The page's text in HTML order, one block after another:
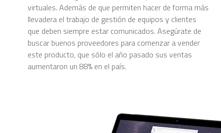
virtuales. Además de que permiten hacer de forma más
llevadera el trabajo de gestión de equipos y clientes
que deben siempre estar comunicados. Asegúrate de
buscar buenos proveedores para comenzar a vender
este producto, que sólo el año pasado sus ventas
aumentaron un 88% en el país.